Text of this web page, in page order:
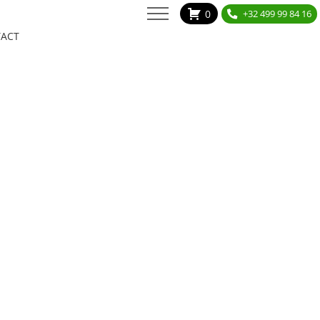
0 +32 499 99 84 16